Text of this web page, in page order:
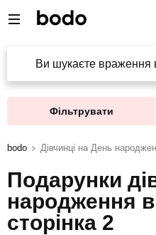
Ви шукаєте враження
Фільтрувати
bodo Дівчинці на День
Подарунки
народження
сторінка 2